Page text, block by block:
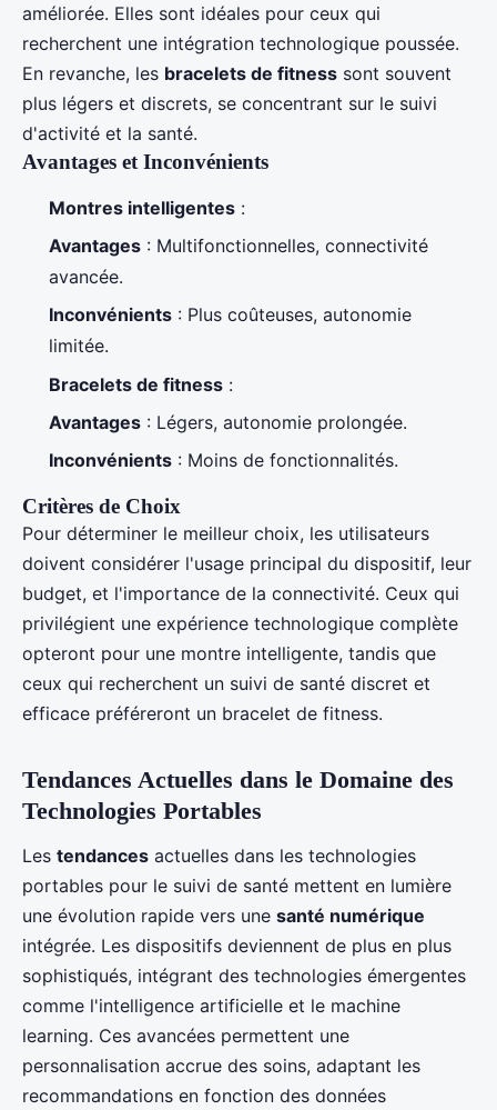
améliorée. Elles sont idéales pour ceux qui
recherchent une intégration technologique poussée.
En revanche, les bracelets de fitness sont souvent
plus légers et discrets, se concentrant sur le suivi
d'activité et la santé.
Avantages et Inconvénients
Montres intelligentes :
Avantages : Multifonctionnelles, connectivité
avancée.
Inconvénients : Plus coûteuses, autonomie
limitée.
Bracelets de fitness :
Avantages : Légers, autonomie prolongée.
Inconvénients : Moins de fonctionnalités.
Critères de Choix
Pour déterminer le meilleur choix, les utilisateurs
doivent considérer l'usage principal du dispositif, leur
budget, et l'importance de la connectivité. Ceux qui
privilégient une expérience technologique complète
opteront pour une montre intelligente, tandis que
ceux qui recherchent un suivi de santé discret et
efficace préféreront un bracelet de fitness.
Tendances Actuelles dans le Domaine des
Technologies Portables
Les tendances actuelles dans les technologies
portables pour le suivi de santé mettent en lumière
une évolution rapide vers une santé numérique
intégrée. Les dispositifs deviennent de plus en plus
sophistiqués, intégrant des technologies émergentes
comme l'intelligence artificielle et le machine
learning. Ces avancées permettent une
personnalisation accrue des soins, adaptant les
recommandations en fonction des données